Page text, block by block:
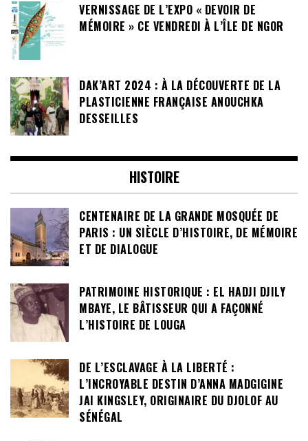
VERNISSAGE DE L’EXPO « DEVOIR DE
MÉMOIRE » CE VENDREDI À L’ÎLE DE NGOR
DAK’ART 2024 : À LA DÉCOUVERTE DE LA
PLASTICIENNE FRANÇAISE ANOUCHKA
DESSEILLES
HISTOIRE
CENTENAIRE DE LA GRANDE MOSQUÉE DE
PARIS : UN SIÈCLE D’HISTOIRE, DE MÉMOIRE
ET DE DIALOGUE
PATRIMOINE HISTORIQUE : EL HADJI DJILY
MBAYE, LE BÂTISSEUR QUI A FAÇONNÉ
L’HISTOIRE DE LOUGA
DE L’ESCLAVAGE À LA LIBERTÉ :
L’INCROYABLE DESTIN D’ANNA MADGIGINE
JAI KINGSLEY, ORIGINAIRE DU DJOLOF AU
SÉNÉGAL